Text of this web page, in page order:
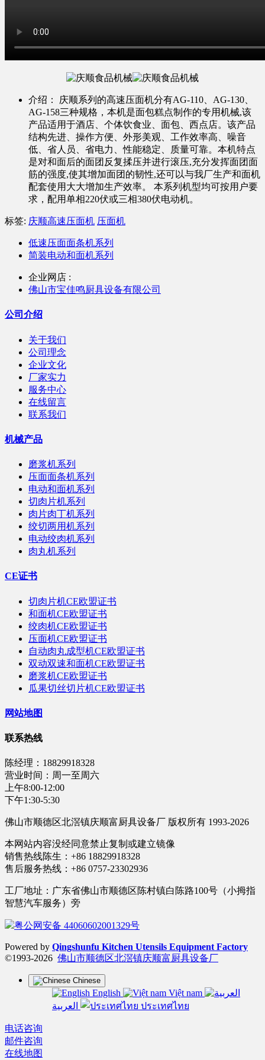
介绍：
庆顺系列的高速压面机分有AG-110、AG-130、
AG-158三种规格，本机是面包糕点制作的专用机械,该
产品适用于酒店、个体饮食业、面包、西点店。该产品
结构先进、操作方便、外形美观、工作效率高、噪音
低、省人员、省电力、性能稳定、质量可靠。本机特点
是对和面后的面团反复揉压并进行滚压,充分发挥面团面
筋的强度,使其增加面团的韧性,还可以与我厂生产和面机
配套使用大大增加生产效率。 本系列机型均可按用户要
求，配用单相220伏或三相380伏电动机。
标签: 庆顺高速压面机 压面机
低速压面面条机系列
简装电动和面机系列
企业网店 :
佛山市宝佳鸣厨具设备有限公司
公司介绍
关于我们
公司理念
企业文化
厂家实力
服务中心
在线留言
联系我们
机械产品
磨浆机系列
压面面条机系列
电动和面机系列
切肉片机系列
肉片肉丁机系列
绞切两用机系列
电动绞肉机系列
肉丸机系列
CE证书
切肉片机CE欧盟证书
和面机CE欧盟证书
绞肉机CE欧盟证书
压面机CE欧盟证书
自动肉丸成型机CE欧盟证书
双动双速和面机CE欧盟证书
磨浆机CE欧盟证书
瓜果切丝切片机CE欧盟证书
网站地图
联系热线
陈经理：18829918328
营业时间：周一至周六
上午8:00-12:00
下午1:30-5:30
佛山市顺德区北滘镇庆顺富厨具设备厂 版权所有 1993-2026
本网站内容没经同意禁止复制或建立镜像
销售热线陈生：+86 18829918328
售后服务热线：+86 0757-23302936
工厂地址：广东省佛山市顺德区陈村镇白陈路100号（小拇指
智慧汽车服务）旁
粤公网安备 44060602001329号
Powered by Qingshunfu Kitchen Utensils Equipment Factory
©1993-2026 佛山市顺德区北滘镇庆顺富厨具设备厂
Chinese
English
Việt nam
ประเทศไทย
电话咨询
邮件咨询
在线地图